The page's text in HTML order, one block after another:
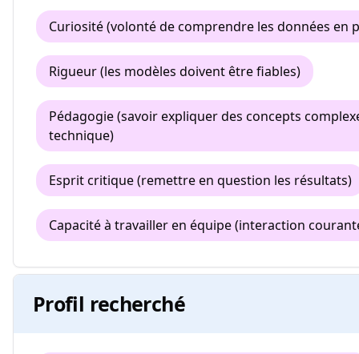
Curiosité (volonté de comprendre les données en
Rigueur (les modèles doivent être fiables)
Pédagogie (savoir expliquer des concepts
technique)
Esprit critique (remettre en question les résultats)
Capacité à travailler en équipe (interaction
Profil recherché